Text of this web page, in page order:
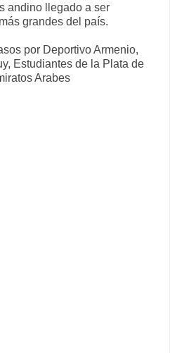
andino llegado a ser
grandes del país.
por Deportivo Armenio,
Estudiantes de la Plata de
Arabes